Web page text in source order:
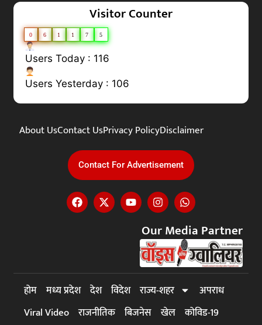
Visitor Counter
0 6 1 1 7 5
Users Today : 116
Users Yesterday : 106
About UsContact UsPrivacy PolicyDisclaimer
Contact For Advertisement
Our Media Partner
होम मध्य प्रदेश देश विदेश राज्य-शहर
अपराध
Viral Video राजनीतिक बिजनेस खेल कोविड-19